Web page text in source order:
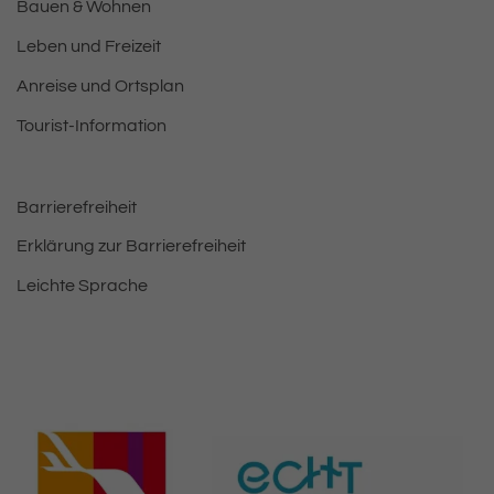
Bauen & Wohnen
Leben und Freizeit
Anreise und Ortsplan
Tourist-Information
Barrierefreiheit
Erklärung zur Barrierefreiheit
Leichte Sprache